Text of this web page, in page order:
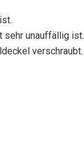
sehr unauffällig ist.
verschraubt.